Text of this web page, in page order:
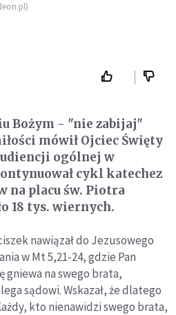
Bożym - "nie zabijaj"
mówił Ojciec Święty
ogólnej w
cykl katechez
na placu św. Piotra
18 tys. wiernych.
nawiązał do Jezusowego
w Mt 5,21-24, gdzie Pan
gniewa na swego brata,
sądowi. Wskazał, że dlatego
kto nienawidzi swego brata,